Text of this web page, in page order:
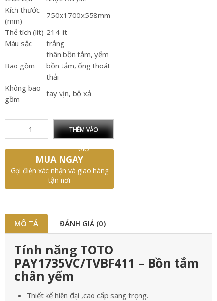
Kích thước
(mm)
750x1700x558mm
Thể tích (lít) 214 lít
Màu sắc
trắng
Bao gồm
thân bồn tắm, yếm
bồn tắm, ống thoát
thải
Không bao
gồm
tay vịn, bộ xả
THÊM VÀO
GIỎ
MUA NGAY
Gọi điện xác nhận và giao hàng
tận nơi
MÔ TẢ ĐÁNH GIÁ (0)
Tính năng TOTO
PAY1735VC/TVBF411 – Bồn tắm
chân yếm
Thiết kế hiện đại ,cao cấp sang trọng.